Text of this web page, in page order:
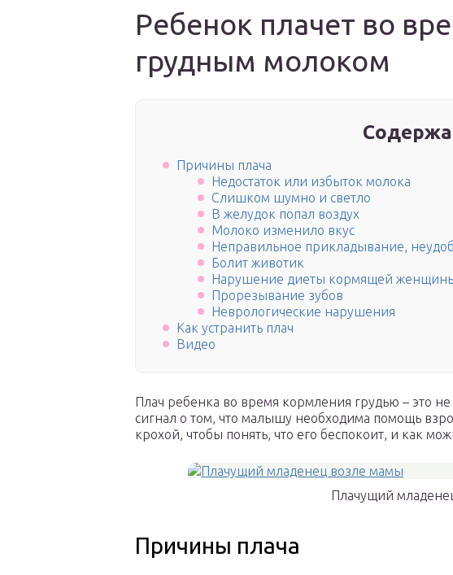
Ребенок плачет во
грудным молоком
Причины плача
Недостаток или избыток молока
Слишком шумно и светло
В желудок попал воздух
Молоко изменило вкус
Неправильное прикладывание,
Болит животик
Нарушение диеты кормящей
Прорезывание зубов
Неврологические нарушения
Как устранить плач
Видео
Плач ребенка во время кормления грудью – это
сигнал о том, что малышу необходима помощь
крохой, чтобы понять, что его беспокоит, и как
Плачущий
Причины плача